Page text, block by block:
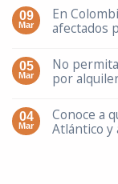
09
Mar
En
afectados
05
Mar
No
por
04
Mar
Conoce a
Atlántico y